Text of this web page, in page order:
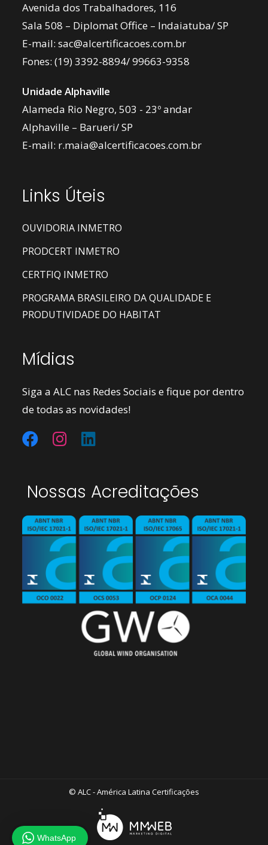
Avenida dos Trabalhadores, 116
Sala 508 – Diplomat Office – Indaiatuba/ SP
E-mail:sac@alcertificacoes.com.br
Fones:(19) 3392-8894/99663-9358
Unidade Alphaville
Alameda Rio Negro, 503 - 23º andar
Alphaville – Barueri/ SP
E-mail: r.maia@alcertificacoes.com.br
Links Úteis
OUVIDORIA INMETRO
PRODCERT INMETRO
CERTFIQ INMETRO
PROGRAMA BRASILEIRO DA QUALIDADE E
PRODUTIVIDADE DO HABITAT
Mídias
Siga a ALC nas Redes Sociais e fique por dentro
de todas as novidades!
Nossas Acreditações
© ALC - América Latina Certificações
WhatsApp